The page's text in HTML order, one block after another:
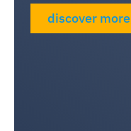
discover more